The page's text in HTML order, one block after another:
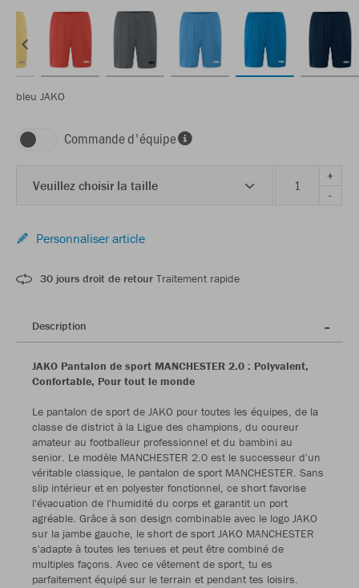
bleu JAKO
Commande d'équipe
Veuillez choisir la taille
+
-
Personnaliser article
30 jours droit de retour Traitement rapide
Description
JAKO Pantalon de sport MANCHESTER 2.0 : Polyvalent,
Confortable, Pour tout le monde
Le pantalon de sport de JAKO pour toutes les équipes, de la
classe de district à la Ligue des champions, du coureur
amateur au footballeur professionnel et du bambini au
senior. Le modèle MANCHESTER 2.0 est le successeur d'un
véritable classique, le pantalon de sport MANCHESTER. Sans
slip intérieur et en polyester fonctionnel, ce short favorise
l'évacuation de l'humidité du corps et garantit un port
agréable. Grâce à son design combinable avec le logo JAKO
sur la jambe gauche, le short de sport JAKO MANCHESTER
s'adapte à toutes les tenues et peut être combiné de
multiples façons. Avec ce vêtement de sport, tu es
parfaitement équipé sur le terrain et pendant tes loisirs.